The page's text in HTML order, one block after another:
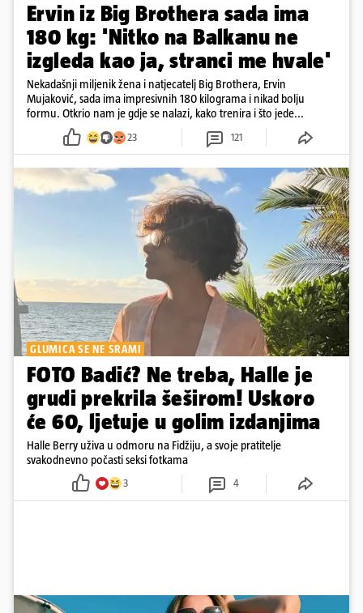
Ervin iz Big Brothera sada ima
180 kg: 'Nitko na Balkanu ne
izgleda kao ja, stranci me hvale'
Nekadašnji miljenik žena i natjecatelj Big Brothera, Ervin
Mujaković, sada ima impresivnih 180 kilograma i nikad bolju
formu. Otkrio nam je gdje se nalazi, kako trenira i što jede...
23 121
GLUMICA SE NE SRAMI
FOTO Badić? Ne treba, Halle je
grudi prekrila šeširom! Uskoro
će 60, ljetuje u golim izdanjima
Halle Berry uživa u odmoru na Fidžiju, a svoje pratitelje
svakodnevno počasti seksi fotkama
3 4